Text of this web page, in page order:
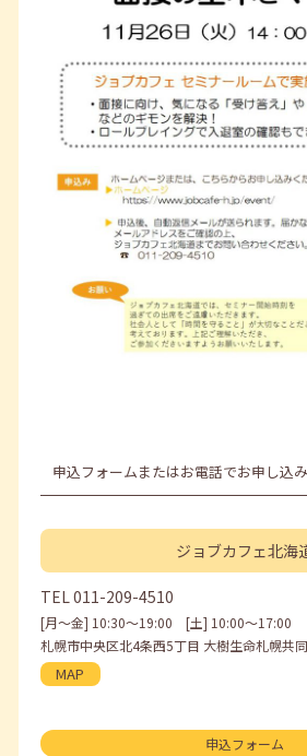
申込フォームまたはお電話でお申し込
ジョブカフェ北海
TEL011-209-4510
[月〜金] 10:30〜19:00 [土] 10:00〜17:00
札幌市中央区北4条西5丁目 大樹生命札幌共
MAP
申込フォーム